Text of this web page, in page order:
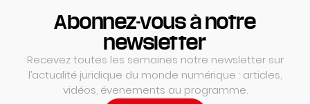
Abonnez-vous à notre
newsletter
Recevez toutes les semaines notre newsletter sur
l’actualité juridique du monde numérique : articles,
vidéos, évenements au programme.